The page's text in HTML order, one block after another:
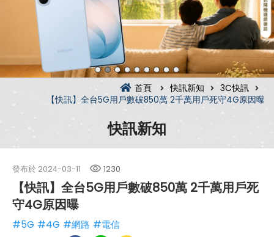
首頁 快訊新知
3C快訊
【快訊】全台5G用戶數破850萬 2千萬用戶死守4G原因曝
快訊新知
發布於 2024-03-11 1230
【快訊】全台5G用戶數破850萬 2千萬用戶死
守4G原因曝
#5G #4G #網路 #電信